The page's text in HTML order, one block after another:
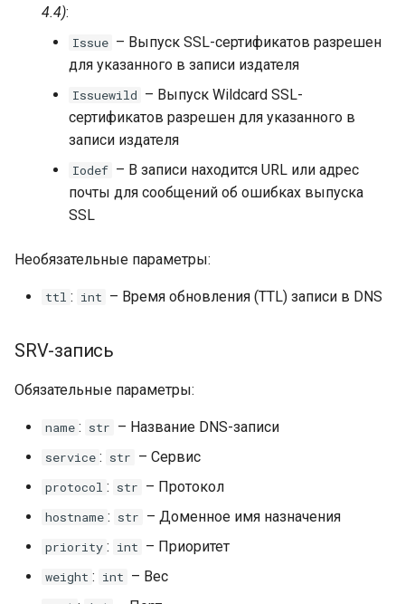
4.4):
Issue – Выпуск SSL-сертификатов разрешен
для указанного в записи издателя
Issuewild – Выпуск Wildcard SSL-
сертификатов разрешен для указанного в
записи издателя
Iodef – В записи находится URL или адрес
почты для сообщений об ошибках выпуска
SSL
Необязательные параметры:
ttl : int – Время обновления (TTL) записи в DNS
SRV-запись
Обязательные параметры:
name : str – Название DNS-записи
service : str – Сервис
protocol : str – Протокол
hostname : str – Доменное имя назначения
priority : int – Приоритет
weight : int – Вес